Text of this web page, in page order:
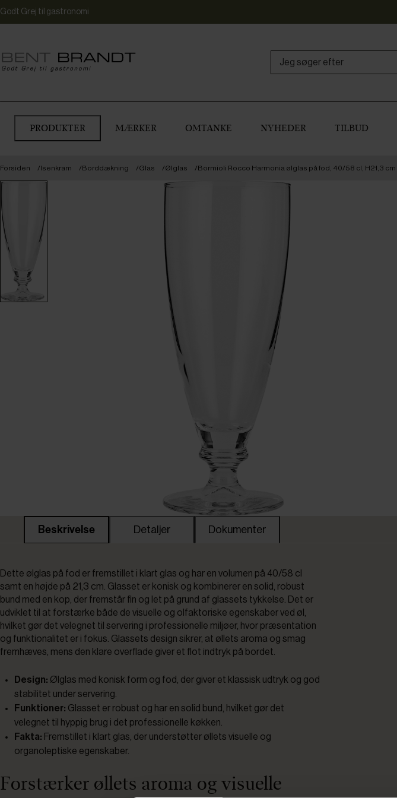
Godt Grej til gastronomi
PRODUKTER MÆRKER OMTANKE NYHEDER TILBUD
Forsiden Isenkram Borddækning Glas Ølglas Bormioli Rocco Harmonia ølglas på fod, 40/58 cl, H21,3 cm
Beskrivelse Detaljer Dokumenter
Dette ølglas på fod er fremstillet i klart glas og har en volumen på 40/58 cl
samt en højde på 21,3 cm. Glasset er konisk og kombinerer en solid, robust
bund med en kop, der fremstår fin og let på grund af glassets tykkelse. Det er
udviklet til at forstærke både de visuelle og olfaktoriske egenskaber ved øl,
hvilket gør det velegnet til servering i professionelle miljøer, hvor præsentation
og funktionalitet er i fokus. Glassets design sikrer, at øllets aroma og smag
fremhæves, mens den klare overflade giver et flot indtryk på bordet.
Design: Ølglas med konisk form og fod, der giver et klassisk udtryk og god
stabilitet under servering.
Funktioner: Glasset er robust og har en solid bund, hvilket gør det
velegnet til hyppig brug i det professionelle køkken.
Fakta: Fremstillet i klart glas, der understøtter øllets visuelle og
organoleptiske egenskaber.
Forstærker øllets aroma og visuelle